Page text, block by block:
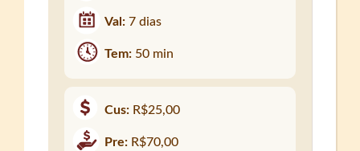
Val:7 dias
Tem: 50 min
Cus: R$25,00
Pre: R$70,00